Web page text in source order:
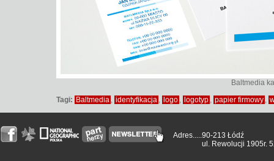
Baltmedia
Tagi: Baltmedia , identyfikacja , logo , logotyp , papier firmowy ,
Adres.....90-213 Łódź
ul. Rewolucji 1905r.